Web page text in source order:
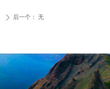
ꄲ 后一个： 无